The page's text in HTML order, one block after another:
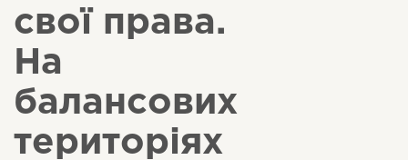
свої права.
На
балансових
територіях